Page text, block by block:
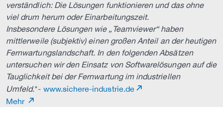
verständlich: Die Lösungen funktionieren und das ohne
viel drum herum oder Einarbeitungszeit.
Insbesondere Lösungen wie „Teamviewer“ haben
mittlerweile (subjektiv) einen großen Anteil an der heutigen
Fernwartungslandschaft. In den folgenden Absätzen
untersuchen wir den Einsatz von Softwarelösungen auf die
Tauglichkeit bei der Fernwartung im industriellen
Umfeld."- www.sichere-industrie.de
Mehr